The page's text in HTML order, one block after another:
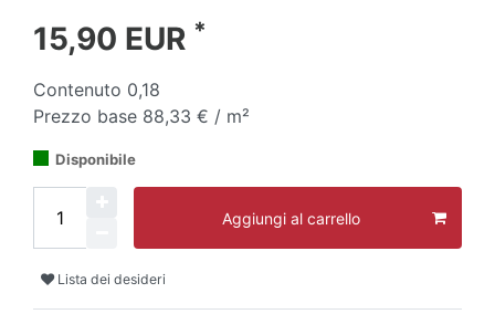
15,90 EUR *
Contenuto 0,18
Prezzo base 88,33 € / m²
Disponibile
Aggiungi al carrello
Lista dei desideri